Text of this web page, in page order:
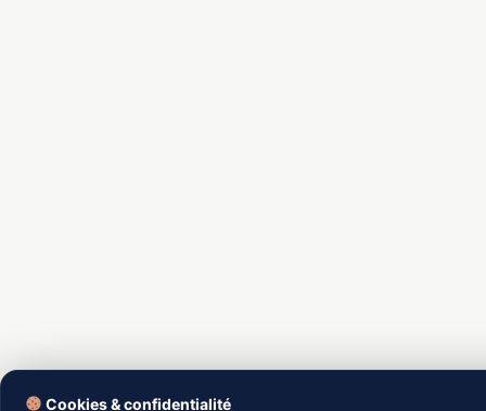
Cookies & confidentialité